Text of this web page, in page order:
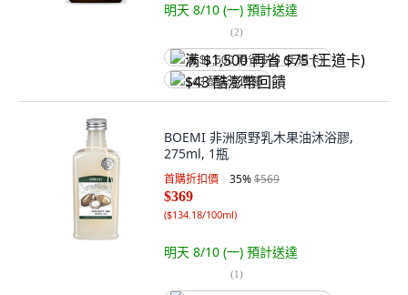
明天 8/10 (一) 預計送達
(2)
满 $1,500 再省 $75 (王道卡)
$43 酷澎幣回饋
BOEMI 非洲原野乳木果油沐浴膠,
275ml, 1瓶
首購折扣價 35%$569
$369
($134.18/100ml)
明天 8/10 (一) 預計送達
(1)